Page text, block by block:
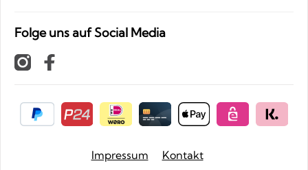
Folge uns auf Social Media
Impressum Kontakt